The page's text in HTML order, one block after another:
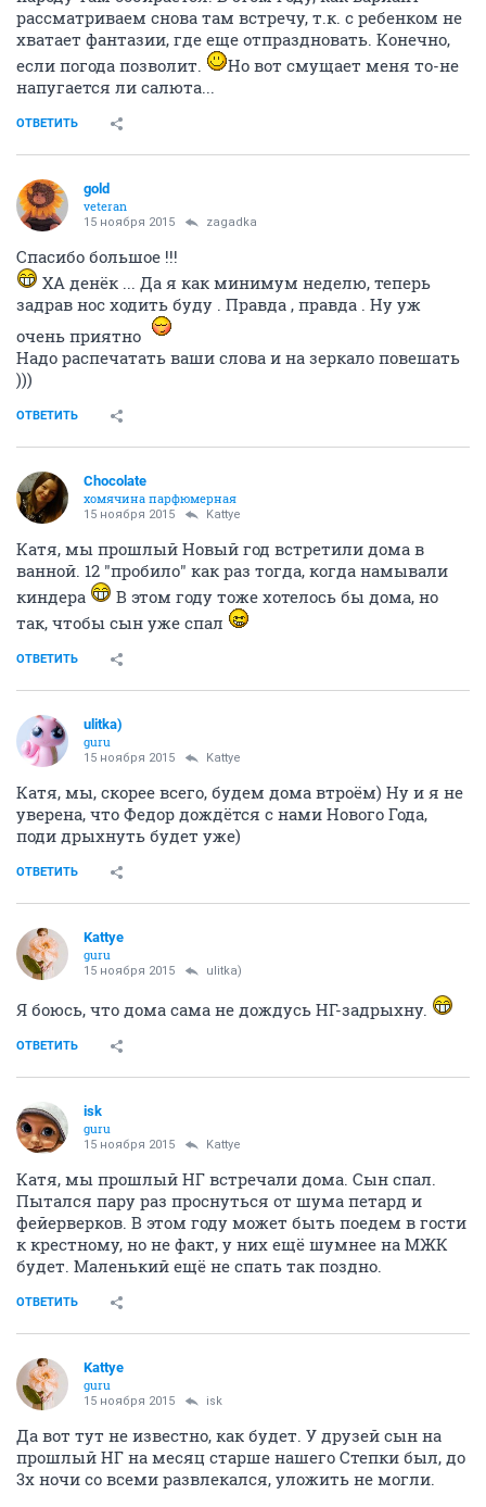
рассматриваем снова там встречу, т.к. с ребенком не
хватает фантазии, где еще отпраздновать. Конечно,
если погода позволит.
Но вот смущает меня то-не
напугается ли салюта...
ОТВЕТИТЬ
gold
veteran
15 ноября 2015 zagadka
Спасибо большое !!!
ХА денёк ... Да я как минимум неделю, теперь
задрав нос ходить буду . Правда , правда . Ну уж
очень приятно
Надо распечатать ваши слова и на зеркало повешать
)))
ОТВЕТИТЬ
Chocolate
хомячина парфюмерная
15 ноября 2015 Kattye
Катя, мы прошлый Новый год встретили дома в
ванной. 12 "пробило" как раз тогда, когда намывали
киндера
В этом году тоже хотелось бы дома, но
так, чтобы сын уже спал
ОТВЕТИТЬ
ulitka)
guru
15 ноября 2015 Kattye
Катя, мы, скорее всего, будем дома втроём) Ну и я не
уверена, что Федор дождётся с нами Нового Года,
поди дрыхнуть будет уже)
ОТВЕТИТЬ
Kattye
guru
15 ноября 2015 ulitka)
Я боюсь, что дома сама не дождусь НГ-задрыхну.
ОТВЕТИТЬ
isk
guru
15 ноября 2015 Kattye
Катя, мы прошлый НГ встречали дома. Сын спал.
Пытался пару раз проснуться от шума петард и
фейерверков. В этом году может быть поедем в гости
к крестному, но не факт, у них ещё шумнее на МЖК
будет. Маленький ещё не спать так поздно.
ОТВЕТИТЬ
Kattye
guru
15 ноября 2015 isk
Да вот тут не известно, как будет. У друзей сын на
прошлый НГ на месяц старше нашего Степки был, до
3х ночи со всеми развлекался, уложить не могли.